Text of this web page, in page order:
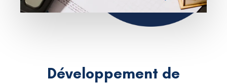
Développement de